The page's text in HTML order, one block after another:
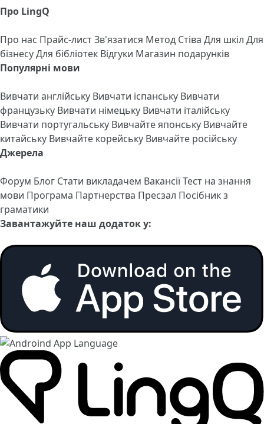
Про LingQ
Про нас Прайс-листЗв'язатися Метод Стіва Для шкіл Для
бізнесуДля бібліотек Відгуки Магазин подарунків
Популярні мови
Вивчати англійську Вивчати іспанську Вивчати
французьку Вивчати німецьку Вивчати італійську
Вивчати португальську Вивчайте японську Вивчайте
китайську Вивчайте корейську Вивчайте російську
Джерела
Форум Блог Стати викладачем ВакансіїТест на знання
мови Програма Партнерства Пресзал Посібник з
граматики
Завантажуйте наш додаток у: